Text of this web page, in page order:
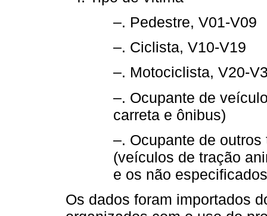
–. Pedestre, V01-V09
–. Ciclista, V10-V19
–. Motociclista, V20-
–. Ocupante de
carreta e ônibus)
–. Ocupante de
(veículos de tração
e os não
Os dados foram importados